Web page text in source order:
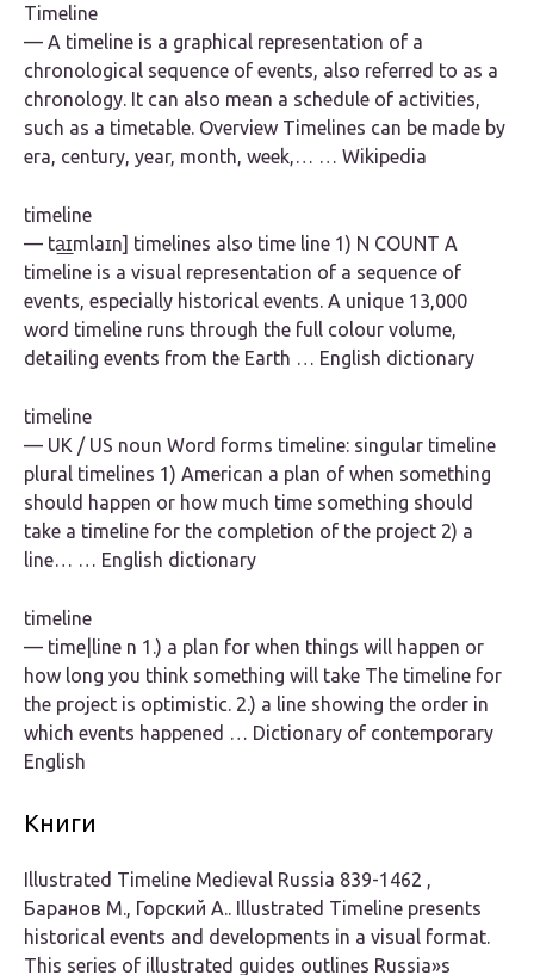
Timeline
— A timeline is a graphical representation of a
chronological sequence of events, also referred to as a
chronology. It can also mean a schedule of activities,
such as a timetable. Overview Timelines can be made by
era, century, year, month, week,… … Wikipedia
timeline
— ta͟ɪmlaɪn] timelines also time line 1) N COUNT A
timeline is a visual representation of a sequence of
events, especially historical events. A unique 13,000
word timeline runs through the full colour volume,
detailing events from the Earth … English dictionary
timeline
— UK / US noun Word forms timeline: singular timeline
plural timelines 1) American a plan of when something
should happen or how much time something should
take a timeline for the completion of the project 2) a
line… … English dictionary
timeline
— time|line n 1.) a plan for when things will happen or
how long you think something will take The timeline for
the project is optimistic. 2.) a line showing the order in
which events happened … Dictionary of contemporary
English
Книги
Illustrated Timeline Medieval Russia 839-1462 ,
Баранов М., Горский А.. Illustrated Timeline presents
historical events and developments in a visual format.
This series of illustrated guides outlines Russia»s